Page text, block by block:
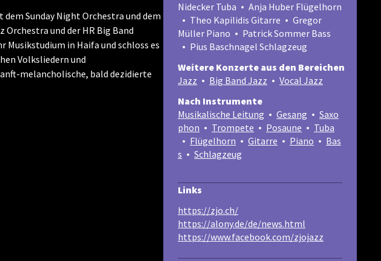
Sunday Night Orchestra und dem
und der HR Big Band
in Haifa und schloss es
Volksliedern und
melancholische, bald dezidierte
Nidecker Tuba
Anja Huber Flügelhorn
Theo Kapilidis Gitarre
Gregor
Müller Piano
Patrick Sommer Bass
Pius Baschnagel Schlagzeug
Weitere Konzerte aus den Bereichen
Jazz
Big Band Jazz
Vocal Jazz
Nach Instrumente
Musikalische Leitung
Gesang
Saxo
phon
Trompete Posaune
Tuba
Flügelhorn
Gitarre Piano
Bas
s
Schlagzeug
Links
https://zjo.ch/
https://alony.de/de/news.html
https://www.facebook.com/zjojazz